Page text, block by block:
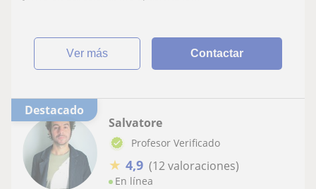
ver más Contactar
Destacado
Salvatore
Profesor Verificado
★ 4,9 (12 valoraciones)
En línea